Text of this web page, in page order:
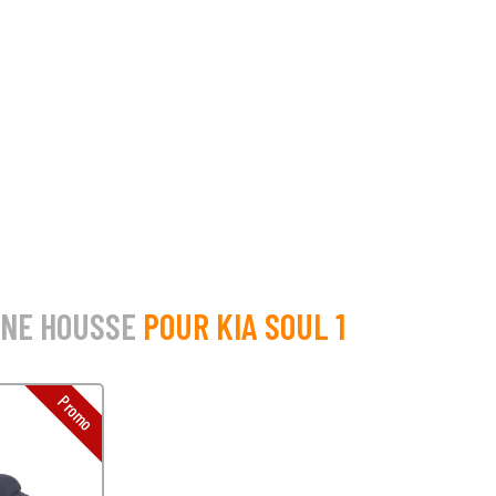
HOUSSE POUR KIA SOUL 1
Promo